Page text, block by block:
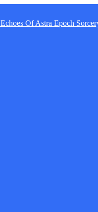
Echoes Of Astra Epoch